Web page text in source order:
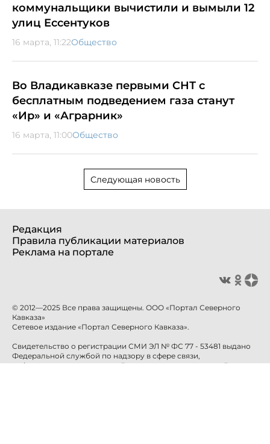
коммунальщики вычистили и вымыли 12
улиц Ессентуков
16 марта, 11:22Общество
Во Владикавказе первыми СНТ с
бесплатным подведением газа станут
«Ир» и «Аграрник»
16 марта, 11:00Общество
Следующая новость
Редакция
Правила публикации материалов
Реклама на портале
© 2012—2025 Все права защищены. ООО «Портал Северного
Кавказа»
Сетевое издание «Портал Северного Кавказа».
Свидетельство о регистрации СМИ ЭЛ № ФС 77 - 53481 выдано
Федеральной службой по надзору в сфере связи,
информационных технологий и массовых коммуникаций